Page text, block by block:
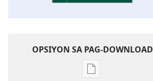
OPSIYON SA PAG-DOWNLOAD
Opsiyon